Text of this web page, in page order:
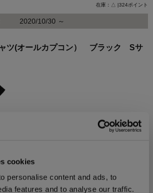
cookies
personalise content and ads, to
features and to analyse our traffic.
在庫：△ |324ポイント
2020/10/30 ～
ツ(オールカプコン） ブラック Sサ
4,180円(税込)
2020/09/23 ～
ャツ(オールカプコン） ブラック Mサ